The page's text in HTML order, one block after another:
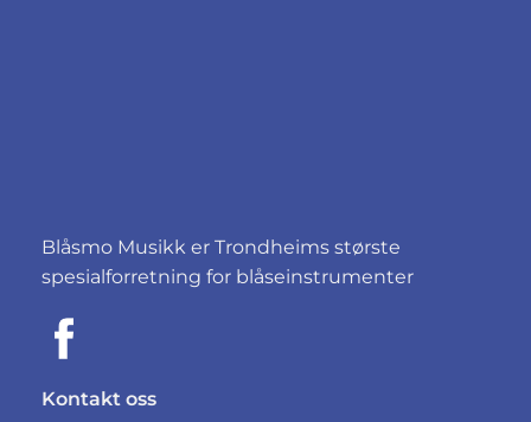
Blåsmo Musikk er Trondheims største
spesialforretning for blåseinstrumenter
Kontakt oss